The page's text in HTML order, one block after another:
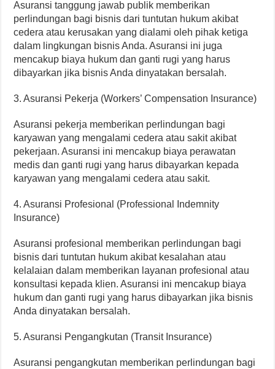
Asuransi tanggung jawab publik memberikan
perlindungan bagi bisnis dari tuntutan hukum akibat
cedera atau kerusakan yang dialami oleh pihak ketiga
dalam lingkungan bisnis Anda. Asuransi ini juga
mencakup biaya hukum dan ganti rugi yang harus
dibayarkan jika bisnis Anda dinyatakan bersalah.
3. Asuransi Pekerja (Workers’ Compensation Insurance)
Asuransi pekerja memberikan perlindungan bagi
karyawan yang mengalami cedera atau sakit akibat
pekerjaan. Asuransi ini mencakup biaya perawatan
medis dan ganti rugi yang harus dibayarkan kepada
karyawan yang mengalami cedera atau sakit.
4. Asuransi Profesional (Professional Indemnity
Insurance)
Asuransi profesional memberikan perlindungan bagi
bisnis dari tuntutan hukum akibat kesalahan atau
kelalaian dalam memberikan layanan profesional atau
konsultasi kepada klien. Asuransi ini mencakup biaya
hukum dan ganti rugi yang harus dibayarkan jika bisnis
Anda dinyatakan bersalah.
5. Asuransi Pengangkutan (Transit Insurance)
Asuransi pengangkutan memberikan perlindungan bagi